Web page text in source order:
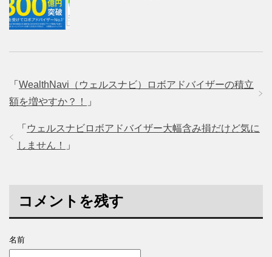
「 WealthNavi（ウェルスナビ）ロボアドバイザーの積立
額を増やすか？！
」
「 ウェルスナビロボアドバイザー大幅含み損だけど気に
しません！
」
コメントを残す
名前